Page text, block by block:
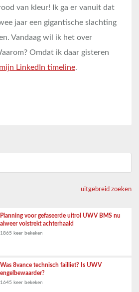
van kleur! Ik ga er vanuit dat
jaar een gigantische slachting
Vandaag wil ik het over
Omdat ik daar gisteren
LinkedIn timeline.
uitgebreid zoeken
Planning voor gefaseerde uitrol UWV BMS nu
alweer volstrekt achterhaald
1865 keer bekeken
Was 8vance technisch failliet? Is UWV
engelbewaarder?
1645 keer bekeken